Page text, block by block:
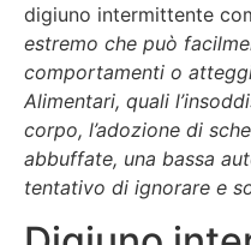
digiuno intermittente
estremo che può
comportamenti o
Alimentari, quali
corpo, l’adozione di
abbuffate, una bassa
tentativo di ignorare e